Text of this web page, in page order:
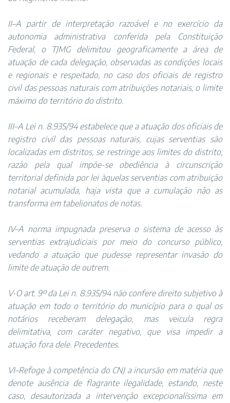
II–A partir de interpretação razoável e no exercício da
autonomia administrativa conferida pela Constituição
Federal, o TJMG delimitou geograficamente a área de
atuação de cada delegação, observadas as condições locais
e regionais e respeitado, no caso dos oficiais de registro
civil das pessoas naturais com atribuições notariais, o limite
máximo do território do distrito.
III–A Lei n. 8.935/94 estabelece que a atuação dos oficiais de
registro civil das pessoas naturais, cujas serventias são
localizadas em distritos, se restringe aos limites do distrito,
razão pela qual impõe-se obediência à circunscrição
territorial definida por lei àquelas serventias com atribuição
notarial acumulada, haja vista que a cumulação não as
transforma em tabelionatos de notas.
IV–A norma impugnada preserva o sistema de acesso às
serventias extrajudiciais por meio do concurso público,
vedando a atuação que pudesse representar invasão do
limite de atuação de outrem.
V-O art. 9º da Lei n. 8.935/94 não confere direito subjetivo à
atuação em todo o território do município para o qual os
notários receberam delegação, mas veicula regra
delimitativa, com caráter negativo, que visa impedir a
atuação fora dele. Precedentes.
VI–Refoge à competência do CNJ a incursão em matéria que
denote ausência de flagrante ilegalidade, estando, neste
caso, desautorizada a intervenção excepcionalíssima em